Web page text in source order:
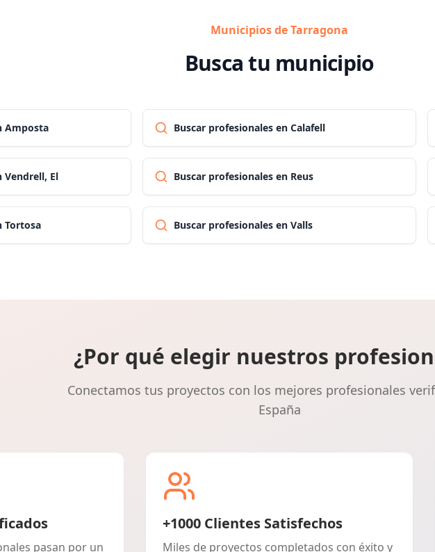
Municipios de Tarragona
Busca tu municipio
Amposta Buscar profesionales en Calafell
Vendrell, El Buscar profesionales en Reus
Tortosa Buscar profesionales en Valls
¿Por qué elegir nuestros
Conectamos tus proyectos con los mejores profesionales
España
pasan por un
+1000 Clientes Satisfechos
Miles de proyectos completados con éxito y